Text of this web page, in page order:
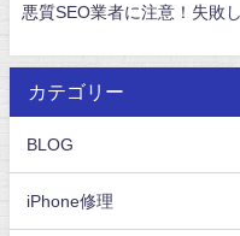
悪質SEO業者に注意！失敗
カテゴリー
BLOG
iPhone修理